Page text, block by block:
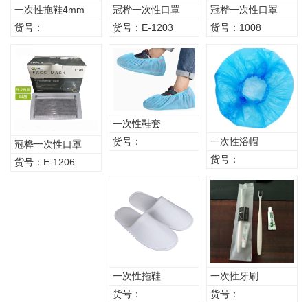
一次性拖鞋4mm
货号：
冠桦一次性口罩
1203
货号：E-1203
冠桦一次性口罩
1008
货号：1008
冠桦一次性口罩
1206
货号：E-1206
一次性鞋套
货号：
一次性浴帽
货号：
一次性拖鞋
货号：
一次性牙刷
货号：